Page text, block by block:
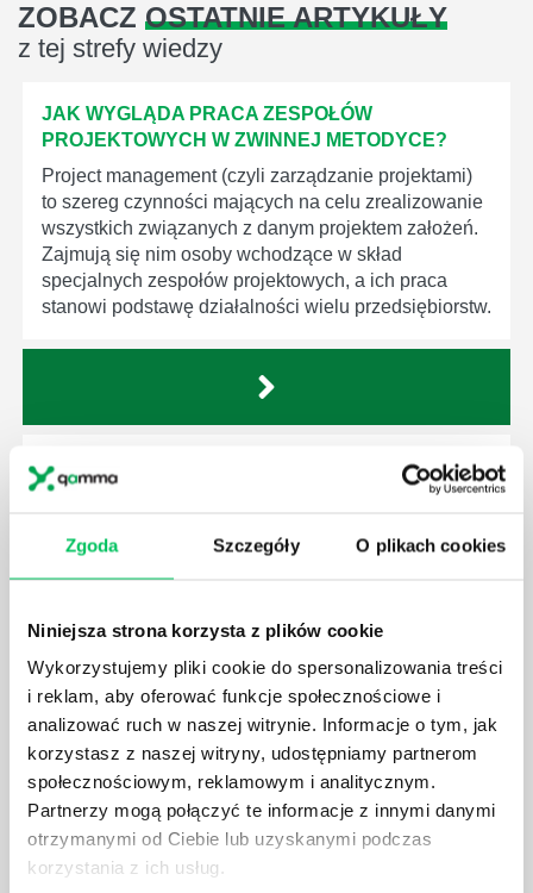
Zgoda Szczegóły O plikach cookies
Niniejsza strona korzysta z plików cookie
Wykorzystujemy pliki cookie do spersonalizowania treści
i reklam, aby oferować funkcje społecznościowe i
analizować ruch w naszej witrynie. Informacje o tym, jak
korzystasz z naszej witryny, udostępniamy partnerom
społecznościowym, reklamowym i analitycznym.
Partnerzy mogą połączyć te informacje z innymi danymi
otrzymanymi od Ciebie lub uzyskanymi podczas
korzystania z ich usług.
ZOBACZ OSTATNIE ARTYKUŁY
z tej strefy wiedzy
JAK WYGLĄDA PRACA ZESPOŁÓW
PROJEKTOWYCH W ZWINNEJ METODYCE?
Project management (czyli zarządzanie projektami)
to szereg czynności mających na celu zrealizowanie
wszystkich związanych z danym projektem założeń.
Zajmują się nim osoby wchodzące w skład
specjalnych zespołów projektowych, a ich praca
stanowi podstawę działalności wielu przedsiębiorstw.
JAKIE ZADANIA MUSZĄ ZREALIZOWAĆ
PRACOWNICY ZESPOŁU PROJEKTOWEGO?
mniejszej) firmie pojęcie związane z realizacją
projektów biznesowych. Z pewnością każda osoba
spotkała.
JAKIE UMIEJĘTNOŚCI MENEDŻERSKIE
POWINIEN MIEĆ BRYGADZISTA?
Nawet zespół złożony z doskonale wykształconych i
kompetentnych pracowników nie będzie w stanie